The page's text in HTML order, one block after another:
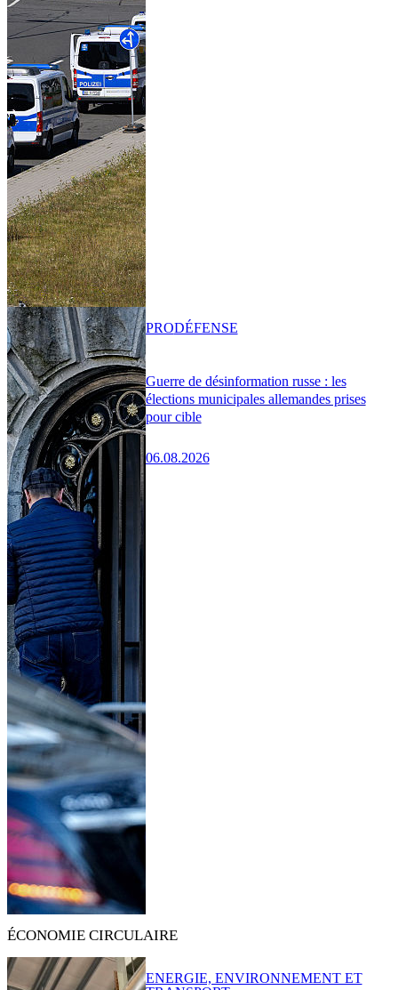
Guerre de désinformation russe : les
élections municipales allemandes prises
pour cible
06.08.2026
PRODÉFENSE
ÉCONOMIE CIRCULAIRE
ENERGIE, ENVIRONNEMENT ET